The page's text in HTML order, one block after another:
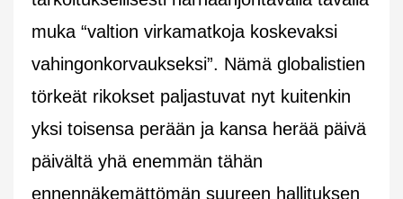
muka “valtion virkamatkoja koskevaksi
vahingonkorvaukseksi”. Nämä globalistien
törkeät rikokset paljastuvat nyt kuitenkin
yksi toisensa perään ja kansa herää päivä
päivältä yhä enemmän tähän
ennennäkemättömän suureen hallituksen